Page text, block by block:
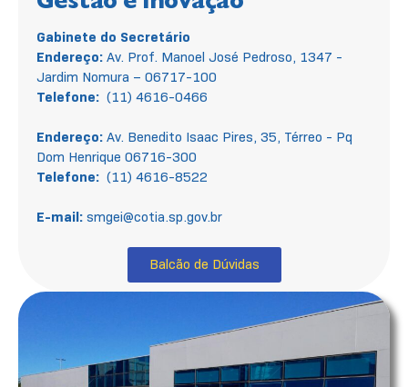
Gabinete do Secretário
Endereço:Av. Prof. Manoel José Pedroso, 1347 -
Jardim Nomura – 06717-100
Telefone: (11) 4616-0466
Endereço:Av. Benedito Isaac Pires, 35, Térreo - Pq
Dom Henrique 06716-300
Telefone: (11) 4616-8522
E-mail: smgei@cotia.sp.gov.br
Balcão de Dúvidas